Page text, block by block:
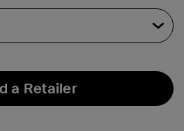
a Retailer